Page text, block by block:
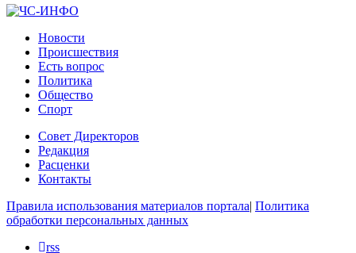
Новости
Происшествия
Есть вопрос
Политика
Общество
Спорт
Совет Директоров
Редакция
Расценки
Контакты
Правила использования материалов портала| Политика
обработки персональных данных
rss